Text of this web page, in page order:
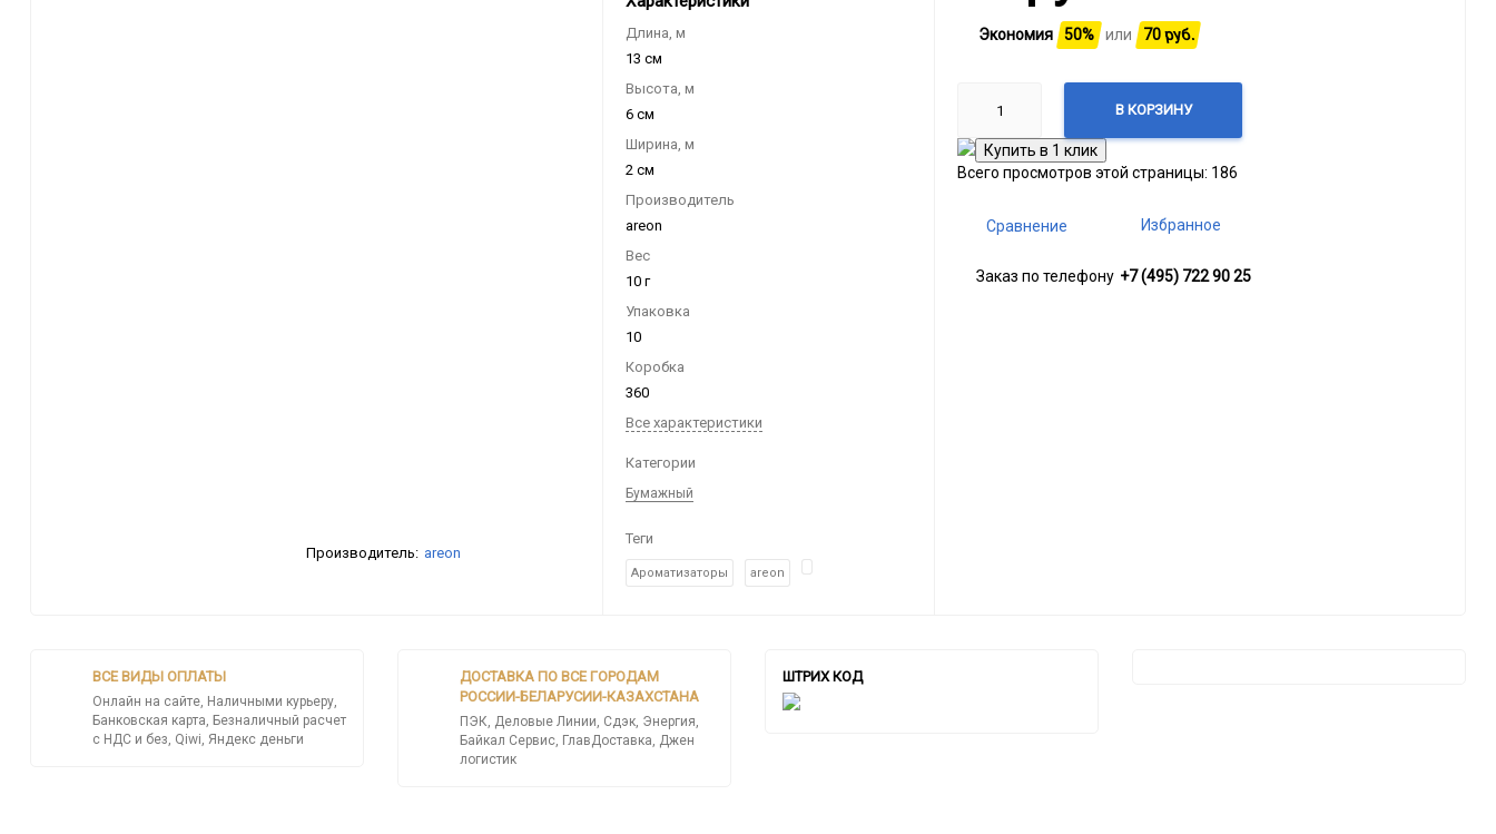
Производитель: areon
Длина, м
13 см
Высота, м
6 см
Ширина, м
2 см
Производитель
areon
Вес
10 г
Упаковка
10
Коробка
360
Все характеристики
Категории
Бумажный
Теги
Ароматизаторы areon
Экономия 50% или 70руб.
В КОРЗИНУ
Всего просмотров этой страницы: 186
Сравнение Избранное
Заказ по телефону +7 (495) 722 90 25
ВСЕ ВИДЫ ОПЛАТЫ
Онлайн на сайте, Наличными курьеру,
Банковская карта, Безналичный расчет
с НДС и без, Qiwi, Яндекс деньги
ДОСТАВКА ПО ВСЕ ГОРОДАМ
РОССИИ-БЕЛАРУСИИ-КАЗАХСТАНА
ПЭК, Деловые Линии, Сдэк, Энергия,
Байкал Сервис, ГлавДоставка, Джен
логистик
ШТРИХ КОД